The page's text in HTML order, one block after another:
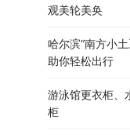
观美轮美奂
哈尔滨“南方小
助你轻松出行
游泳馆更衣柜、
柜